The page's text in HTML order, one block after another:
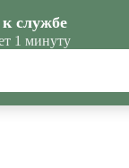
службе
1 минуту